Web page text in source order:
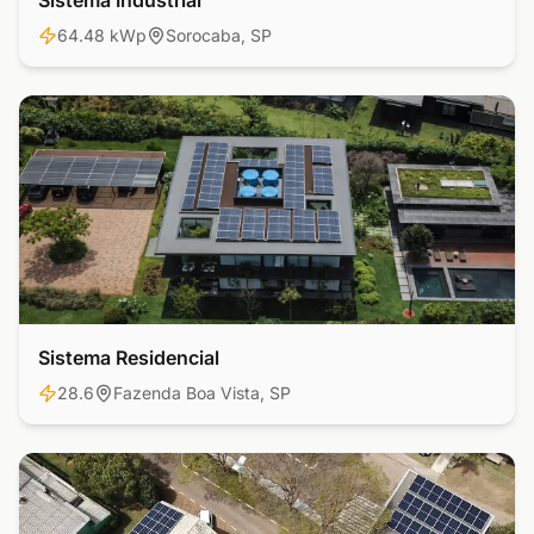
64.48 kWp Sorocaba, SP
Residencial
Sistema Residencial
28.6 Fazenda Boa Vista, SP